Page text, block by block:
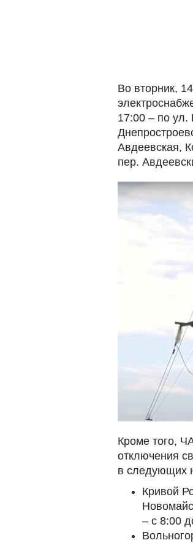
Во вторник,
17:00 – по ул.
Авдеевская,
пер.
Кроме того,
отключения
в следующих
Кривой
– с 8:00